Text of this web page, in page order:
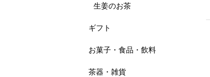
生姜のお茶
ギフト
お菓子・食品・飲料
茶器・雑貨